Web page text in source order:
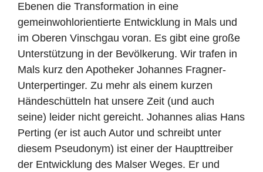
Ebenen die Transformation in eine
gemeinwohlorientierte Entwicklung in Mals und
im Oberen Vinschgau voran. Es gibt eine große
Unterstützung in der Bevölkerung. Wir trafen in
Mals kurz den Apotheker Johannes Fragner-
Unterpertinger. Zu mehr als einem kurzen
Händeschütteln hat unsere Zeit (und auch
seine) leider nicht gereicht. Johannes alias Hans
Perting (er ist auch Autor und schreibt unter
diesem Pseudonym) ist einer der Haupttreiber
der Entwicklung des Malser Weges. Er und